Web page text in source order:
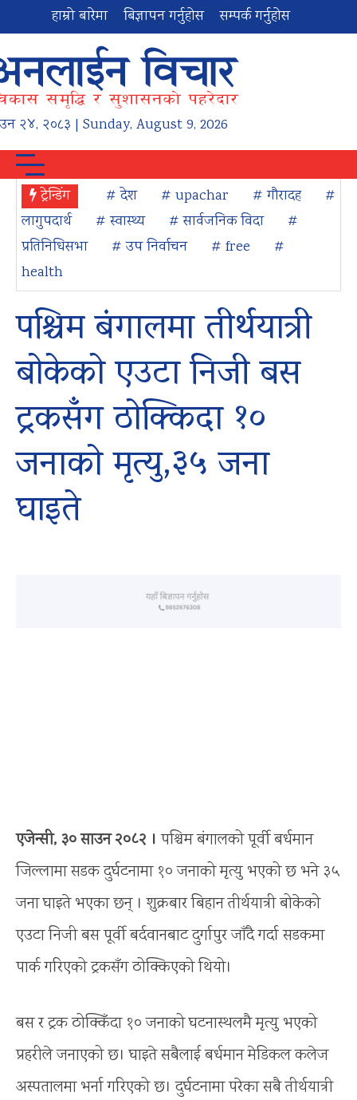
हाम्रो बारेमा बिज्ञापन गर्नुहोस सम्पर्क गर्नुहोस
२४, २०८३ | Sunday, August 9, 2026
ट्रेन्डिंग # देश # upachar # गौरादह
#
लागुपदार्थ
# स्वास्थ्य # सार्वजनिक विदा
#
प्रतिनिधिसभा
# उप निर्वाचन # free
#
health
पश्चिम बंगालमा तीर्थयात्री
बोकेको एउटा निजी बस
ट्रकसँग ठोक्किदा १०
जनाको मृत्यु,३५ जना
घाइते
एजेन्सी, ३० साउन २०८२ । पश्चिम बंगालको पूर्वी बर्धमान
जिल्लामा सडक दुर्घटनामा १० जनाको मृत्यु भएको छ भने ३५
जना घाइते भएका छन् । शुक्रबार बिहान तीर्थयात्री बोकेको
एउटा निजी बस पूर्वी बर्दवानबाट दुर्गापुर जाँदै गर्दा सडकमा
पार्क गरिएको ट्रकसँग ठोक्किएको थियो।
बस र ट्रक ठोक्किँदा १० जनाको घटनास्थलमै मृत्यु भएको
प्रहरीले जनाएको छ। घाइते सबैलाई बर्धमान मेडिकल कलेज
अस्पतालमा भर्ना गरिएको छ। दुर्घटनामा परेका सबै तीर्थयात्री